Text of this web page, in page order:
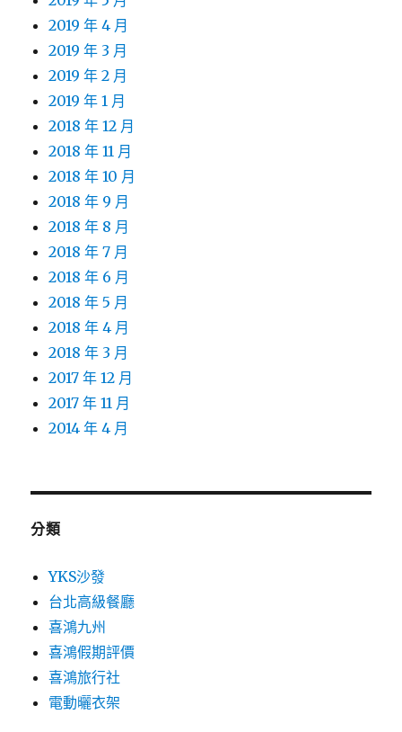
2019 年 4 月
2019 年 3 月
2019 年 2 月
2019 年 1 月
2018 年 12 月
2018 年 11 月
2018 年 10 月
2018 年 9 月
2018 年 8 月
2018 年 7 月
2018 年 6 月
2018 年 5 月
2018 年 4 月
2018 年 3 月
2017 年 12 月
2017 年 11 月
2014 年 4 月
分類
YKS沙發
台北高級餐廳
喜鴻九州
喜鴻假期評價
喜鴻旅行社
電動曬衣架